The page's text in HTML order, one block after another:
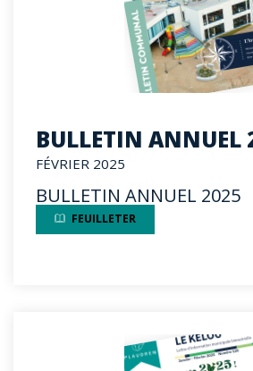
BULLETIN ANNUEL
FÉVRIER 2025
BULLETIN ANNUEL 2025
FEUILLETER